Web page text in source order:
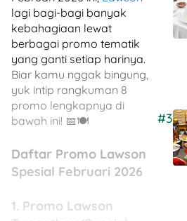
lagi bagi-bagi banyak
kebahagiaan lewat
berbagai promo tematik
yang ganti setiap harinya.
Biar kamu nggak bingung,
yuk intip rangkuman 8
promo lengkapnya di
bawah ini! 📅🍽️
Daftar Promo Lawson
Spesial Februari 2026
1. Promo Lawson
#3